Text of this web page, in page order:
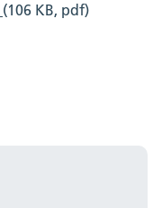
(106 KB, pdf)